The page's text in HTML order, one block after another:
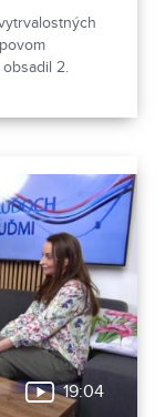
obsadil 2.
19:04